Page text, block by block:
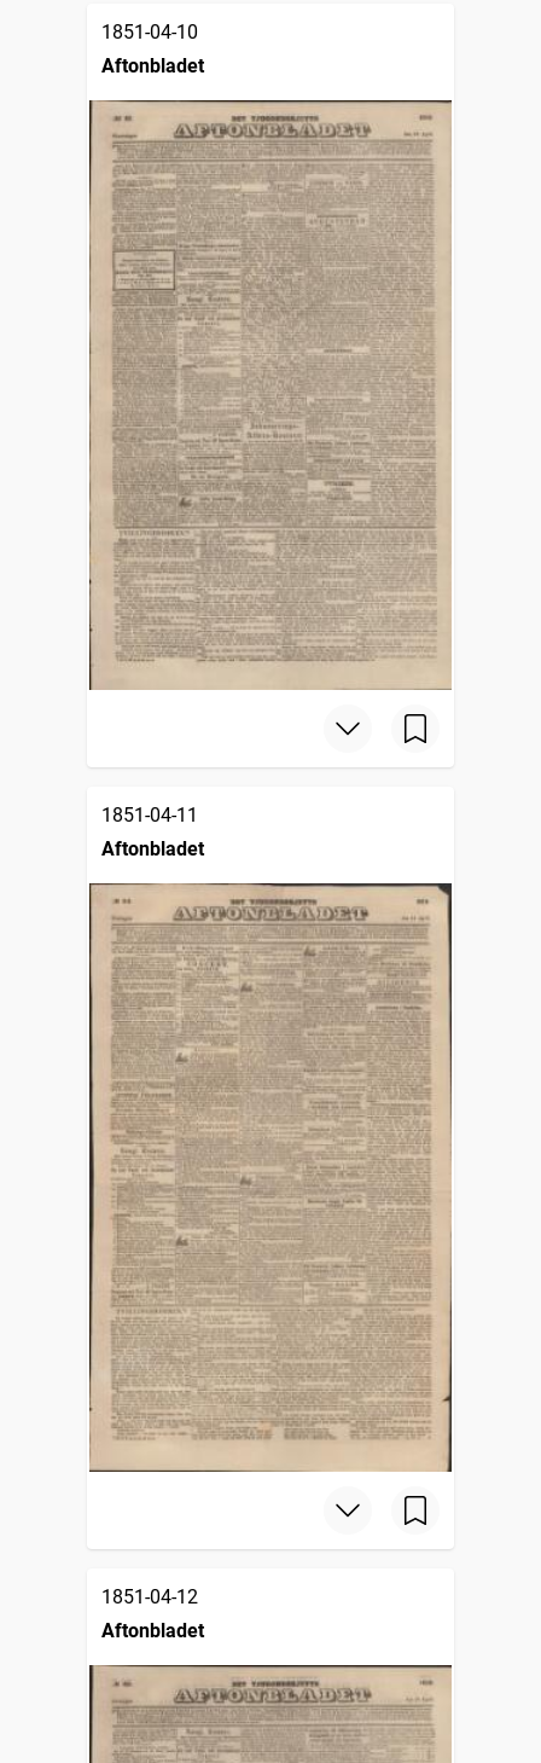
1851-04-10
Aftonbladet
1851-04-11
Aftonbladet
1851-04-12
Aftonbladet